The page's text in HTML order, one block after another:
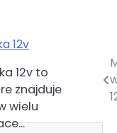
12v
12v to
znajduje
wielu